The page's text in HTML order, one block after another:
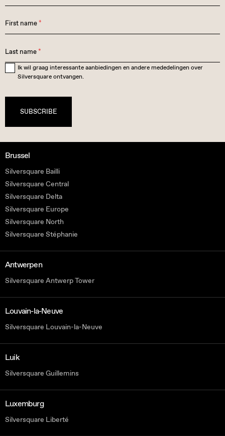
First name*
Last name*
Ik wil graag interessante aanbiedingen en andere mededelingen over
Silversquare ontvangen.
SUBSCRIBE
Brussel
Silversquare Bailli
Silversquare Central
Silversquare Delta
Silversquare Europe
Silversquare North
Silversquare Stéphanie
Antwerpen
Silversquare Antwerp Tower
Louvain-la-Neuve
Silversquare Louvain-la-Neuve
Luik
Silversquare Guillemins
Luxemburg
Silversquare Liberté